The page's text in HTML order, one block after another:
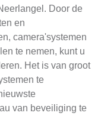
Door de
en
camera'systemen
te nemen, kunt u
Het is van groot
te
van beveiliging te